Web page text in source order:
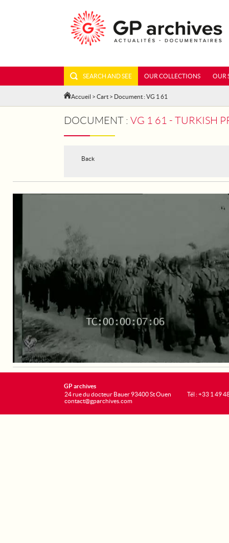
SEARCH AND SEE OUR COLLECTIONS OUR
Accueil > Cart > Document : VG 1 61
DOCUMENT : VG 1 61 - TURKISH
Back
GP archives
24 rue du docteur Bauer 93400 St Ouen
contact@gparchives.com
Tél : +33 1 49